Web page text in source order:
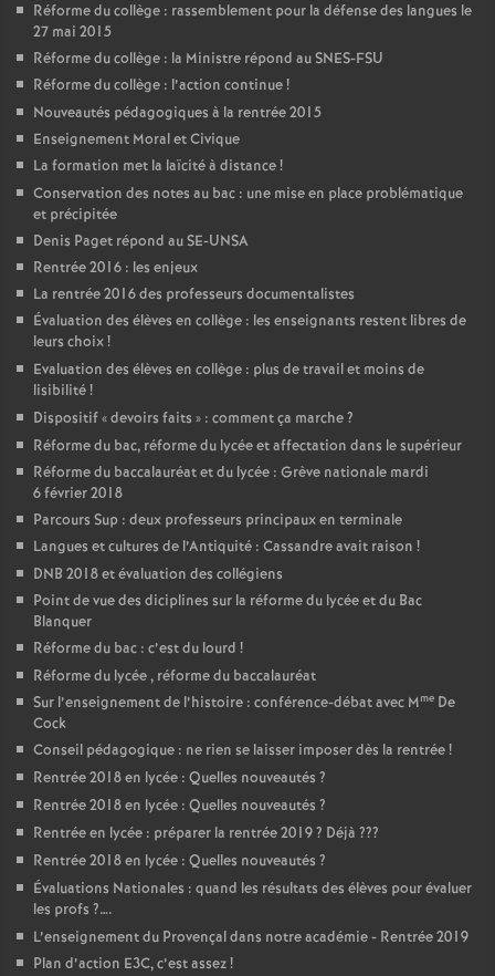
Réforme du collège : rassemblement pour la défense des langues le
27 mai 2015
Réforme du collège : la Ministre répond au SNES-FSU
Réforme du collège : l’action continue!
Nouveautés pédagogiques à la rentrée 2015
Enseignement Moral et Civique
La formation met la laïcité à distance!
Conservation des notes au bac : une mise en place problématique
et précipitée
Denis Paget répond au SE-UNSA
Rentrée 2016 : les enjeux
La rentrée 2016 des professeurs documentalistes
Évaluation des élèves en collège : les enseignants restent libres de
leurs choix!
Evaluation des élèves en collège : plus de travail et moins de
lisibilité!
Dispositif «devoirs faits » : comment ça marche?
Réforme du bac, réforme du lycée et affectation dans le supérieur
Réforme du baccalauréat et du lycée : Grève nationale mardi
6 février 2018
Parcours Sup : deux professeurs principaux en terminale
Langues et cultures de l’Antiquité : Cassandre avait raison !
DNB 2018 et évaluation des collégiens
Point de vue des diciplines sur la réforme du lycée et du Bac
Blanquer
Réforme du bac : c’est du lourd !
Réforme du lycée , réforme du baccalauréat
Sur l’enseignement de l’histoire : conférence-débat avec Mme De
Cock
Conseil pédagogique : ne rien se laisser imposer dès la rentrée!
Rentrée 2018 en lycée : Quelles nouveautés ?
Rentrée 2018 en lycée : Quelles nouveautés ?
Rentrée en lycée : préparer la rentrée 2019? Déjà ???
Rentrée 2018 en lycée : Quelles nouveautés ?
Évaluations Nationales : quand les résultats des élèves pour évaluer
les profs ?….
L’enseignement du Provençal dans notre académie - Rentrée 2019
Plan d’action E3C, c’est assez!